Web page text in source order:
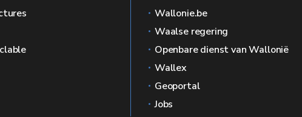
Wallonie.be
Waalse regering
Openbare dienst van Wallonië
Wallex
Geoportal
Jobs